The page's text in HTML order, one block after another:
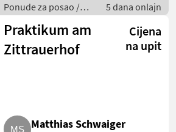
Ponude za posao /
Ostale poljoprivredne
aktivnosti
5 dana onlajn
Praktikum am
Zittrauerhof
Cijena
na upit
Matthias Schwaiger